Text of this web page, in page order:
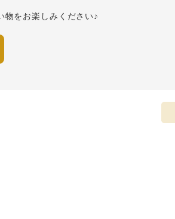
物をお楽しみください♪